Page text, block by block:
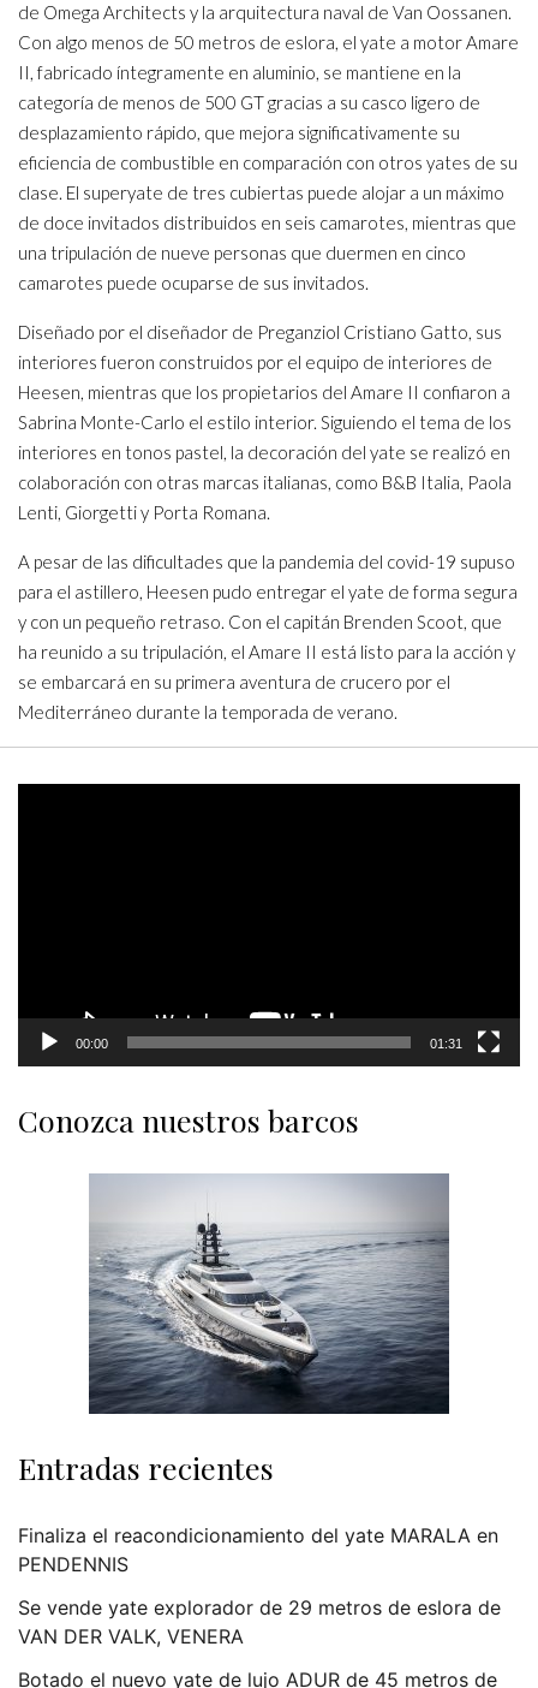
de Omega Architects y la arquitectura naval de Van Oossanen.
Con algo menos de 50 metros de eslora, el yate a motor Amare
II, fabricado íntegramente en aluminio, se mantiene en la
categoría de menos de 500 GT gracias a su casco ligero de
desplazamiento rápido, que mejora significativamente su
eficiencia de combustible en comparación con otros yates de su
clase. El superyate de tres cubiertas puede alojar a un máximo
de doce invitados distribuidos en seis camarotes, mientras que
una tripulación de nueve personas que duermen en cinco
camarotes puede ocuparse de sus invitados.
Diseñado por el diseñador de Preganziol Cristiano Gatto, sus
interiores fueron construidos por el equipo de interiores de
Heesen, mientras que los propietarios del Amare II confiaron a
Sabrina Monte-Carlo el estilo interior. Siguiendo el tema de los
interiores en tonos pastel, la decoración del yate se realizó en
colaboración con otras marcas italianas, como B&B Italia, Paola
Lenti, Giorgetti y Porta Romana.
A pesar de las dificultades que la pandemia del covid-19 supuso
para el astillero, Heesen pudo entregar el yate de forma segura
y con un pequeño retraso. Con el capitán Brenden Scoot, que
ha reunido a su tripulación, el Amare II está listo para la acción y
se embarcará en su primera aventura de crucero por el
Mediterráneo durante la temporada de verano.
00:00 01:31
Conozca nuestros barcos
Entradas recientes
Finaliza el reacondicionamiento del yate MARALA en
PENDENNIS
Se vende yate explorador de 29 metros de eslora de
VAN DER VALK, VENERA
Botado el nuevo yate de lujo ADUR de 45 metros de